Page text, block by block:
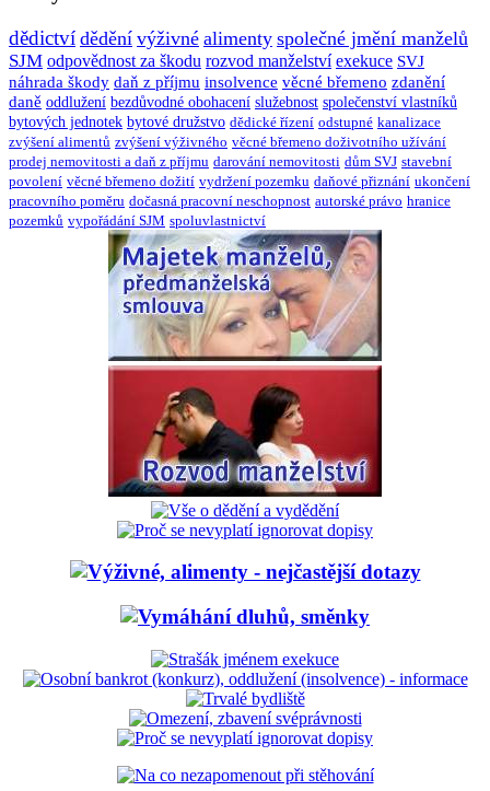
dědictví dědění výživné alimenty společné jmění manželů
SJM odpovědnost za škodu rozvod manželství exekuce SVJ
náhrada škody daň z příjmu insolvence věcné břemeno zdanění
daně oddlužení bezdůvodné obohacení služebnost společenství vlastníků
bytových jednotek bytové družstvo dědické řízení odstupné kanalizace
zvýšení alimentů zvýšení výživného věcné břemeno doživotního užívání
prodej nemovitosti a daň z příjmu darování nemovitosti dům SVJ stavební
povolení věcné břemeno dožití vydržení pozemku daňové přiznání ukončení
pracovního poměru dočasná pracovní neschopnost autorské právo hranice
pozemků vypořádání SJM spoluvlastnictví